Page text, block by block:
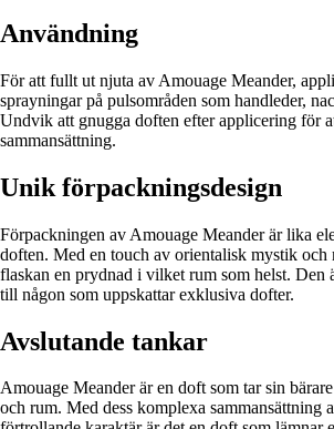
Användning
För att fullt ut njuta av Amouage Meander,
sprayningar på pulsområden som handleder,
Undvik att gnugga doften efter applicering för
sammansättning.
Unik förpackningsdesign
Förpackningen av Amouage Meander är lika
doften. Med en touch av orientalisk mystik och
flaskan en prydnad i vilket rum som helst. Den
till någon som uppskattar exklusiva dofter.
Avslutande tankar
Amouage Meander är en doft som tar sin
och rum. Med dess komplexa sammansättning